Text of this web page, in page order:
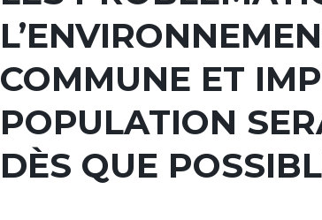
COMMUNE ET
POPULATION
DÈS QUE